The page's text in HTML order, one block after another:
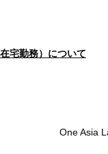
宅勤務）について
One Asia